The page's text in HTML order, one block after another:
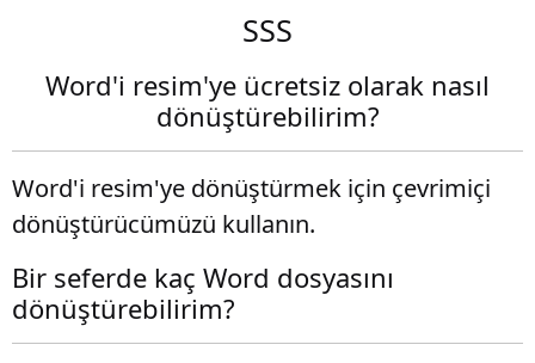
SSS
Word'i resim'ye ücretsiz olarak nasıl
dönüştürebilirim?
Word'i resim'ye dönüştürmek için çevrimiçi
dönüştürücümüzü kullanın.
Bir seferde kaç Word dosyasını
dönüştürebilirim?